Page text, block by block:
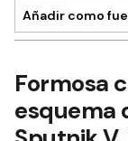
Añadir como
Formosa
esquema